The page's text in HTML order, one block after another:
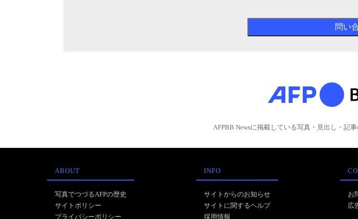
AFPBB Newsに掲載している写真・見出し・記
ABOUT
写真でつづるAFPの歴史
サイトポリシー
プライバシーポリシー
INFO
サイトからのお知らせ
サイトに関するヘルプ
採用情報
お
広